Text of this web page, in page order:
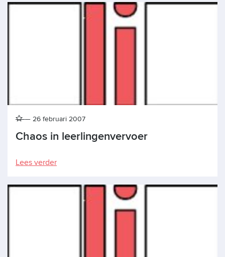
Chaos in leerlingenvervoer
26 februari 2007
Lees verder